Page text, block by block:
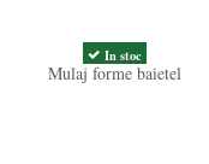
In stoc
Mulaj forme baietel